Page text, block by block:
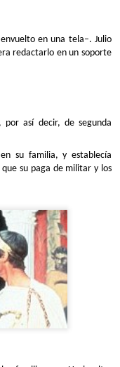
en una tela–. Julio
redactarlo en un soporte
así decir, de segunda
su familia, y establecía
su paga de militar y los